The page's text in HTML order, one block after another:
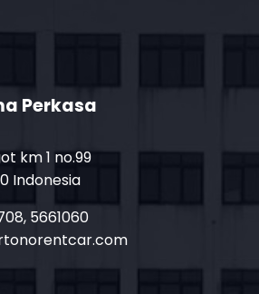
Perkasa
km 1 no.99
Indonesia
5661060